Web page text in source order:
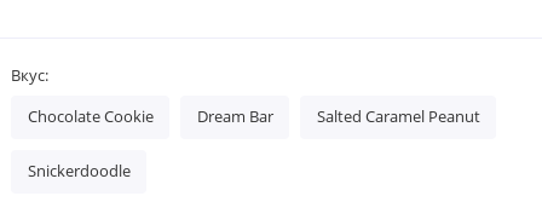
Вкус:
Chocolate Cookie Dream Bar Salted Caramel Peanut
Snickerdoodle